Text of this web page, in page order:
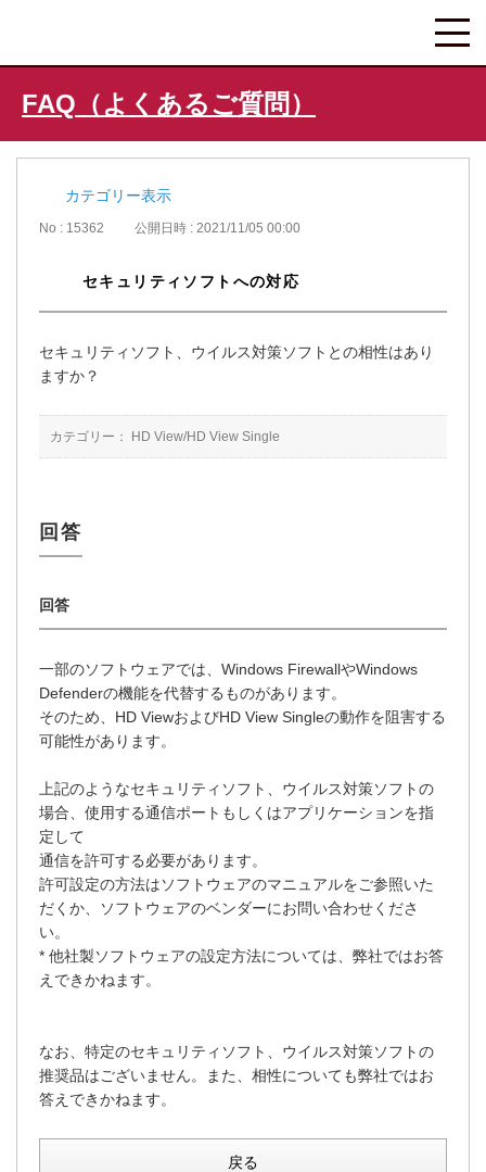
FAQ（よくあるご質問）
カテゴリー表示
No : 15362 公開日時 : 2021/11/05 00:00
セキュリティソフトへの対応
セキュリティソフト、ウイルス対策ソフトとの相性はあり
ますか？
カテゴリー： HD View/HD View Single
一部のソフトウェアでは、Windows FirewallやWindows
Defenderの機能を代替するものがあります。
そのため、HD ViewおよびHD View Singleの動作を阻害する
可能性があります。
上記のようなセキュリティソフト、ウイルス対策ソフトの
場合、使用する通信ポートもしくはアプリケーションを指
定して
通信を許可する必要があります。
許可設定の方法はソフトウェアのマニュアルをご参照いた
だくか、ソフトウェアのベンダーにお問い合わせくださ
い。
* 他社製ソフトウェアの設定方法については、弊社ではお答
えできかねます。
なお、特定のセキュリティソフト、ウイルス対策ソフトの
推奨品はございません。また、相性についても弊社ではお
答えできかねます。
戻る